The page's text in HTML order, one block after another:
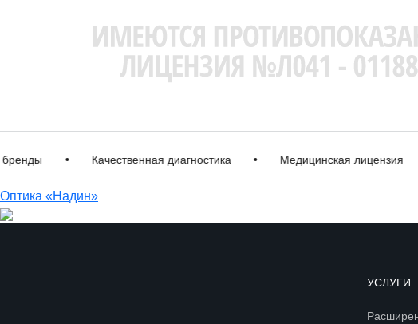
• Качественная диагностика • Медицинская лицензия •
Оптика «Надин»
УСЛУГИ